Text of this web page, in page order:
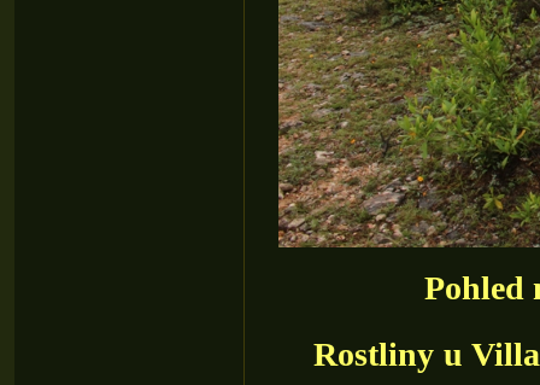
Pohled
Rostliny u